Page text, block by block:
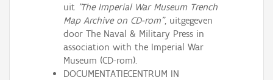
uit "The Imperial War Museum Trench
Map Archive on CD-rom", uitgegeven
door The Naval & Military Press in
association with the Imperial War
Museum (CD-rom).
DOCUMENTATIECENTRUM IN